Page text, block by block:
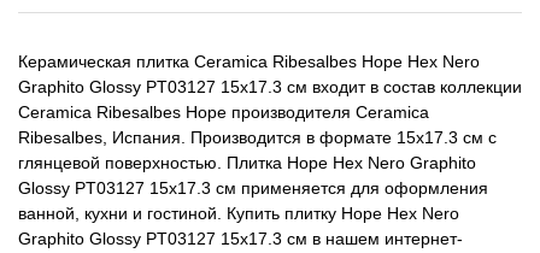
Керамическая плитка Ceramica Ribesalbes Hope Hex Nero
Graphito Glossy PT03127 15x17.3 см входит в состав коллекции
Ceramica Ribesalbes Hope производителя Ceramica
Ribesalbes, Испания. Производится в формате 15x17.3 см с
глянцевой поверхностью. Плитка Hope Hex Nero Graphito
Glossy PT03127 15x17.3 см применяется для оформления
ванной, кухни и гостиной. Купить плитку Hope Hex Nero
Graphito Glossy PT03127 15x17.3 см в нашем интернет-